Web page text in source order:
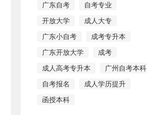
广东自考
自考专业
开放大学
成人大专
广东小自考
成考专升本
广东开放大学
成考
成人高考专升本
广州自考本科
自考报名
成人学历提升
函授本科